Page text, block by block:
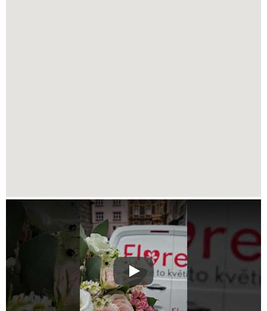
Xxx